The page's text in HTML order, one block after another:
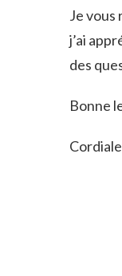
Je vous
j’ai
des
Bonne